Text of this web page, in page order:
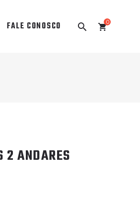
FALE CONOSCO 0
2 ANDARES